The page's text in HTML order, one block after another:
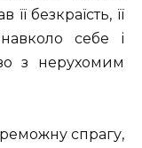
її безкраїсть, її
навколо себе і
з нерухомим
спрагу,